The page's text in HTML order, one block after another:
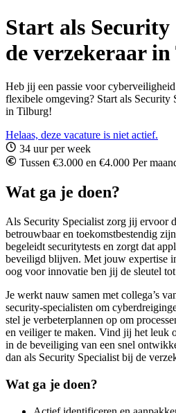
Start als
de verzekeraar
Heb jij een passie voor
flexibele omgeving? Start als Security
in Tilburg!
Helaas, deze vacature is niet actief.
34 uur per week
Tussen €3.000 en €4.000 Per
Wat ga je doen?
Als Security Specialist zorg jij ervoor
betrouwbaar en toekomstbestendig
begeleidt securitytests en zorgt dat
beveiligd blijven. Met jouw expertise
oog voor innovatie ben jij de sleutel
Je werkt nauw samen met collega’s
security-specialisten om
stel je verbeterplannen op om
en veiliger te maken. Vind jij het leuk
in de beveiliging van een snel
dan als Security Specialist bij de
Wat ga je doen?